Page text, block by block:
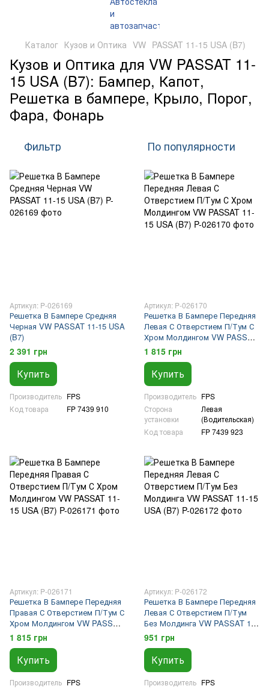
Каталог Кузов и Оптика VW PASSAT 11-15 USA (B7)
Кузов и Оптика для VW PASSAT 11-
15 USA (B7): Бампер, Капот,
Решетка в бампере, Крыло, Порог,
Фара, Фонарь
Фильтр По популярности
Артикул: P-026169
Решетка В Бампере Средняя
Черная VW PASSAT 11-15 USA
(B7)
2 391 грн
Купить
Производитель FPS
Код товара
FP 7439 910
Артикул: P-026170
Решетка В Бампере Передняя
Левая С Отверстием П/Тум С
Хром Молдингом VW PASSAT
11-15 USA (B7)
1 815 грн
Купить
Производитель FPS
Сторона
установки
Левая
(Водительская)
Код товара
FP 7439 923
Артикул: P-026171
Решетка В Бампере Передняя
Правая С Отверстием П/Тум С
Хром Молдингом VW PASSAT
11-15 USA (B7)
1 815 грн
Купить
Производитель FPS
Артикул: P-026172
Решетка В Бампере Передняя
Левая С Отверстием П/Тум
Без Молдинга VW PASSAT 11-
15 USA (B7)
951 грн
Купить
Производитель FPS